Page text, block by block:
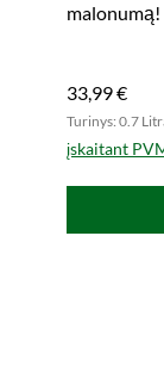
malonumą!
33,99 €
Turinys: 0.7
įskaitant